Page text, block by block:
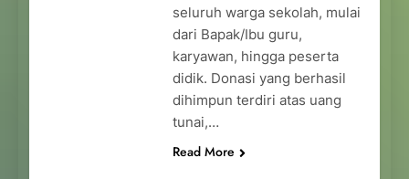
seluruh warga sekolah, mulai
dari Bapak/Ibu guru,
karyawan, hingga peserta
didik. Donasi yang berhasil
dihimpun terdiri atas uang
tunai,…
Read More